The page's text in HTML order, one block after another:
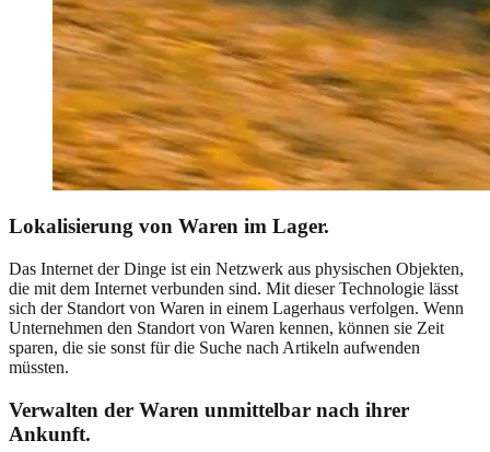
Lokalisierung von Waren im Lager.
Das Internet der Dinge ist ein Netzwerk aus physischen Objekten,
die mit dem Internet verbunden sind. Mit dieser Technologie lässt
sich der Standort von Waren in einem Lagerhaus verfolgen. Wenn
Unternehmen den Standort von Waren kennen, können sie Zeit
sparen, die sie sonst für die Suche nach Artikeln aufwenden
müssten.
Verwalten der Waren unmittelbar nach ihrer
Ankunft.